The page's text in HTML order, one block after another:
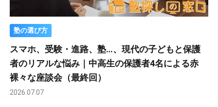
塾の選び方
スマホ、受験・進路、塾…、現代の子どもと保護
者のリアルな悩み｜中高生の保護者4名による赤
裸々な座談会（最終回）
2026.07.07